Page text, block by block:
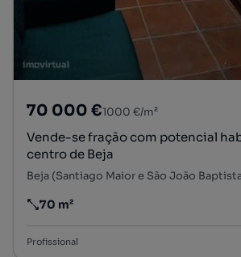
70 000 €1000 €/m²
Vende-se fração com potencial
centro de Beja
Beja (Santiago Maior e São João
Preço por metro quadrado
70 m²
Profissional